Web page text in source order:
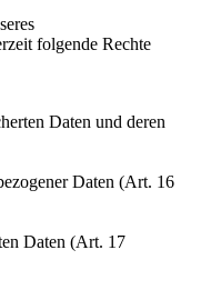
folgende Rechte
Daten und deren
Daten (Art. 16
Daten (Art. 17